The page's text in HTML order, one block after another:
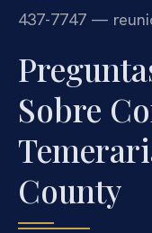
437-7747 —
Sobre
County